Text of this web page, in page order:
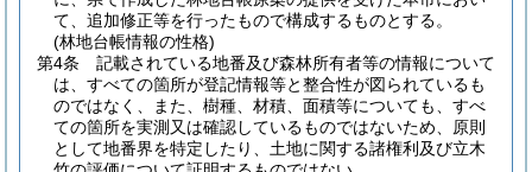
て、追加修正等を行ったもので構成するものとする。
(林地台帳情報の性格)
第4条
記載されている地番及び森林所有者等の情報について
は、すべての箇所が登記情報等と整合性が図られているも
のではなく、また、樹種、材積、面積等についても、すべ
ての箇所を実測又は確認しているものではないため、原則
として地番界を特定したり、土地に関する諸権利及び立木